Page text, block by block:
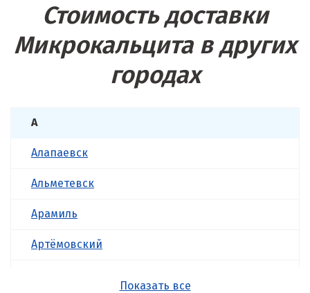
Стоимость доставки
Микрокальцита в других
городах
А
Алапаевск
Альметевск
Арамиль
Артёмовский
Показать все